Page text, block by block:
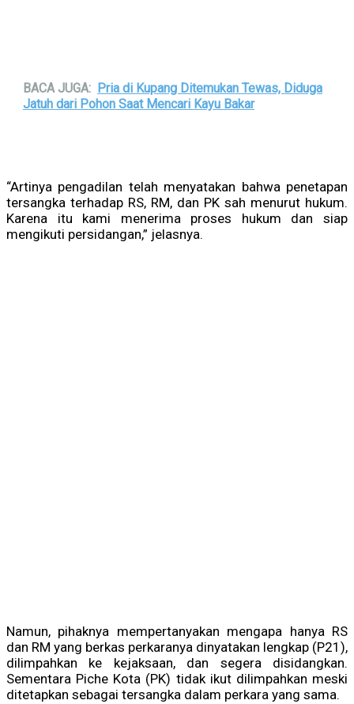
BACA JUGA: Pria di Kupang Ditemukan Tewas, Diduga
Jatuh dari Pohon Saat Mencari Kayu Bakar
“Artinya pengadilan telah menyatakan bahwa penetapan
tersangka terhadap RS, RM, dan PK sah menurut hukum.
Karena itu kami menerima proses hukum dan siap
mengikuti persidangan,” jelasnya.
Namun, pihaknya mempertanyakan mengapa hanya RS
dan RM yang berkas perkaranya dinyatakan lengkap (P21),
dilimpahkan ke kejaksaan, dan segera disidangkan.
Sementara Piche Kota (PK) tidak ikut dilimpahkan meski
ditetapkan sebagai tersangka dalam perkara yang sama.